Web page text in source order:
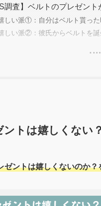
調査】ベルトのプレゼン
しい派①：自分はベルト貰った
しい派②：彼氏からベルトを
トは嬉しくない
ゼントは嬉しくないのか